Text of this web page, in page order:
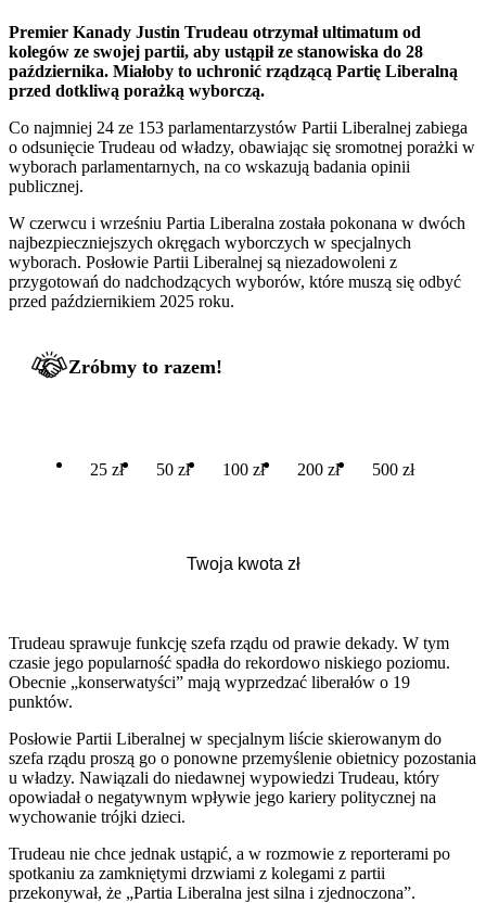
Premier Kanady Justin Trudeau otrzymał ultimatum od
kolegów ze swojej partii, aby ustąpił ze stanowiska do 28
października. Miałoby to uchronić rządzącą Partię Liberalną
przed dotkliwą porażką wyborczą.
Co najmniej 24 ze 153 parlamentarzystów Partii Liberalnej zabiega
o odsunięcie Trudeau od władzy, obawiając się sromotnej porażki w
wyborach parlamentarnych, na co wskazują badania opinii
publicznej.
W czerwcu i wrześniu Partia Liberalna została pokonana w dwóch
najbezpieczniejszych okręgach wyborczych w specjalnych
wyborach. Posłowie Partii Liberalnej są niezadowoleni z
przygotowań do nadchodzących wyborów, które muszą się odbyć
przed październikiem 2025 roku.
Zróbmy to razem!
25 zł 50 zł 100 zł 200 zł 500 zł
Trudeau sprawuje funkcję szefa rządu od prawie dekady. W tym
czasie jego popularność spadła do rekordowo niskiego poziomu.
Obecnie „konserwatyści” mają wyprzedzać liberałów o 19
punktów.
Posłowie Partii Liberalnej w specjalnym liście skierowanym do
szefa rządu proszą go o ponowne przemyślenie obietnicy pozostania
u władzy. Nawiązali do niedawnej wypowiedzi Trudeau, który
opowiadał o negatywnym wpływie jego kariery politycznej na
wychowanie trójki dzieci.
Trudeau nie chce jednak ustąpić, a w rozmowie z reporterami po
spotkaniu za zamkniętymi drzwiami z kolegami z partii
przekonywał, że „Partia Liberalna jest silna i zjednoczona”.